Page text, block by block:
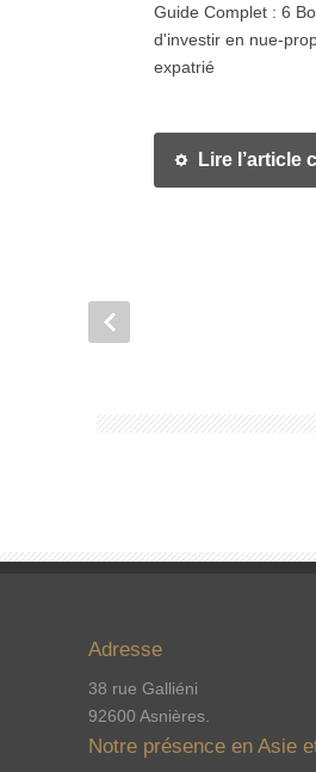
Guide Complet : 6
d'investir en nue-
expatrié
Lire l’article
Adresse
38 rue Galliéni
92600 Asnières.
Notre présence en Asie